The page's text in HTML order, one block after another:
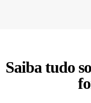
Saiba tudo